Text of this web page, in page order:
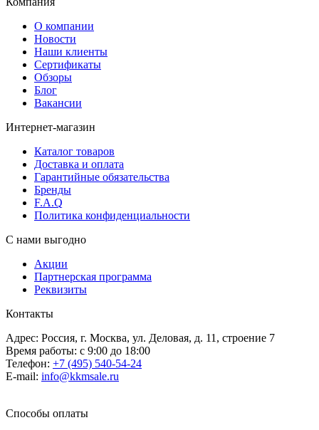
О компании
Новости
Наши клиенты
Сертификаты
Обзоры
Блог
Вакансии
Интернет-магазин
Каталог товаров
Доставка и оплата
Гарантийные обязательства
Бренды
F.A.Q
Политика конфиденциальности
С нами выгодно
Акции
Партнерская программа
Реквизиты
Контакты
Адрес: Россия, г. Москва, ул. Деловая, д. 11, строение 7
Время работы: с 9:00 до 18:00
Телефон: +7 (495) 540-54-24
E-mail: info@kkmsale.ru
Способы оплаты